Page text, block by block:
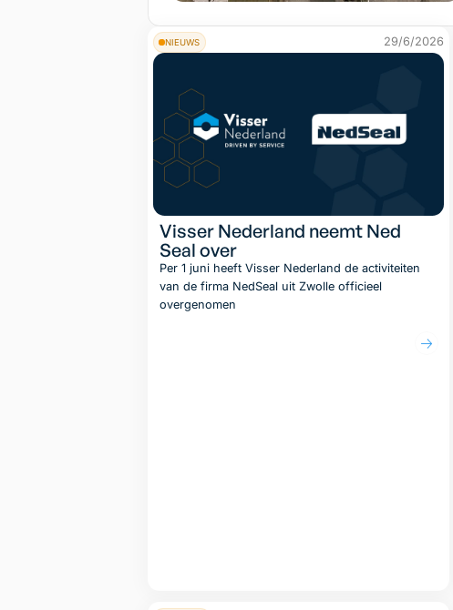
NIEUWS 29/6/2026
Visser Nederland neemt Ned
Seal over
Per 1 juni heeft Visser Nederland de activiteiten
van de firma NedSeal uit Zwolle officieel
overgenomen